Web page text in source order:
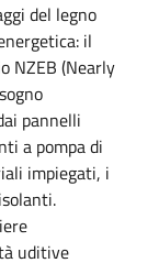
del legno
il
NZEB (Nearly
pannelli
a pompa di
impiegati, i
uditive